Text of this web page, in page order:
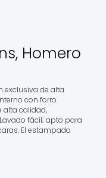
Homero
exclusiva de alta
con forro.
alta calidad,
fácil; apto para
El estampado